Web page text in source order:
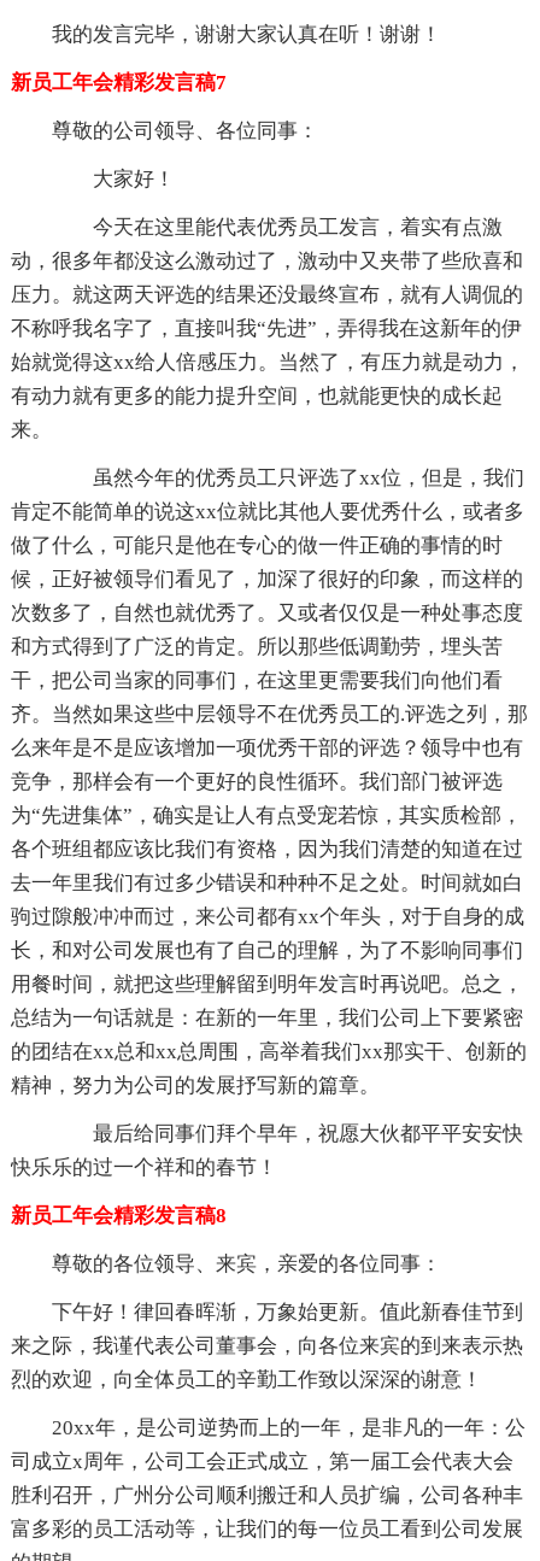
我的发言完毕，谢谢大家认真在听！谢谢！
新员工年会精彩发言稿7
尊敬的公司领导、各位同事：
大家好！
今天在这里能代表优秀员工发言，着实有点激
动，很多年都没这么激动过了，激动中又夹带了些欣喜和
压力。就这两天评选的结果还没最终宣布，就有人调侃的
不称呼我名字了，直接叫我“先进”，弄得我在这新年的伊
始就觉得这xx给人倍感压力。当然了，有压力就是动力，
有动力就有更多的能力提升空间，也就能更快的成长起
来。
虽然今年的优秀员工只评选了xx位，但是，我们
肯定不能简单的说这xx位就比其他人要优秀什么，或者多
做了什么，可能只是他在专心的做一件正确的事情的时
候，正好被领导们看见了，加深了很好的印象，而这样的
次数多了，自然也就优秀了。又或者仅仅是一种处事态度
和方式得到了广泛的肯定。所以那些低调勤劳，埋头苦
干，把公司当家的同事们，在这里更需要我们向他们看
齐。当然如果这些中层领导不在优秀员工的.评选之列，那
么来年是不是应该增加一项优秀干部的评选？领导中也有
竞争，那样会有一个更好的良性循环。我们部门被评选
为“先进集体”，确实是让人有点受宠若惊，其实质检部，
各个班组都应该比我们有资格，因为我们清楚的知道在过
去一年里我们有过多少错误和种种不足之处。时间就如白
驹过隙般冲冲而过，来公司都有xx个年头，对于自身的成
长，和对公司发展也有了自己的理解，为了不影响同事们
用餐时间，就把这些理解留到明年发言时再说吧。总之，
总结为一句话就是：在新的一年里，我们公司上下要紧密
的团结在xx总和xx总周围，高举着我们xx那实干、创新的
精神，努力为公司的发展抒写新的篇章。
最后给同事们拜个早年，祝愿大伙都平平安安快
快乐乐的过一个祥和的春节！
新员工年会精彩发言稿8
尊敬的各位领导、来宾，亲爱的各位同事：
下午好！律回春晖渐，万象始更新。值此新春佳节到
来之际，我谨代表公司董事会，向各位来宾的到来表示热
烈的欢迎，向全体员工的辛勤工作致以深深的谢意！
20xx年，是公司逆势而上的一年，是非凡的一年：公
司成立x周年，公司工会正式成立，第一届工会代表大会
胜利召开，广州分公司顺利搬迁和人员扩编，公司各种丰
富多彩的员工活动等，让我们的每一位员工看到公司发展